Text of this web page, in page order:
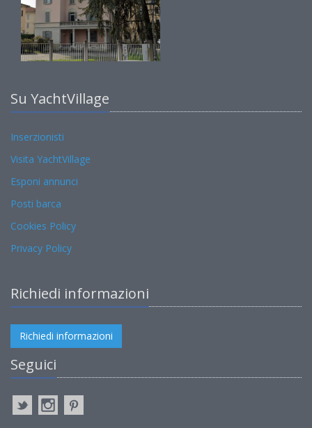
Su YachtVillage
Inserzionisti
Visita YachtVillage
Esponi annunci
Posti barca
Cookies Policy
Privacy Policy
Richiedi informazioni
Richiedi informazioni
Seguici